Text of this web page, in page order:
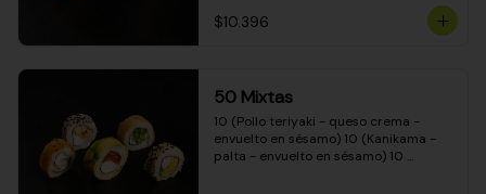
$10.396
50 Mixtas
10 (Pollo teriyaki - queso crema -
envuelto en sésamo) 10 (Kanikama -
palta - envuelto en sésamo) 10